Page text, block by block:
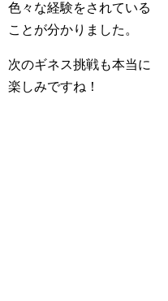
色々な経験をされている
ことが分かりました。
次のギネス挑戦も本当に
楽しみですね！